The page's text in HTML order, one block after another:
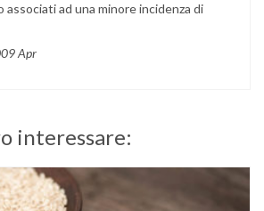
associati ad una minore incidenza di
Apr
interessare: